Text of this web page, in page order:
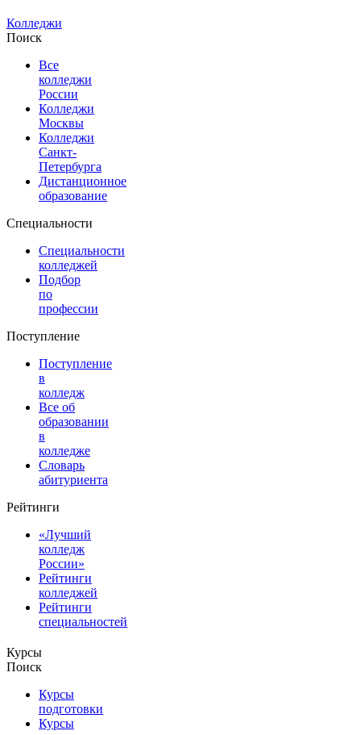
Колледжи
Поиск
Все
колледжи
России
Колледжи
Москвы
Колледжи
Санкт-
Петербурга
Дистанционное
образование
Специальности
Специальности
колледжей
Подбор
по
профессии
Поступление
Поступление
в
колледж
Все об
образовании
в
колледже
Словарь
абитуриента
Рейтинги
«Лучший
колледж
России»
Рейтинги
колледжей
Рейтинги
специальностей
Курсы
Поиск
Курсы
подготовки
Курсы